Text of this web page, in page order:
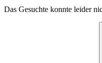
Das Gesuchte konnte leider